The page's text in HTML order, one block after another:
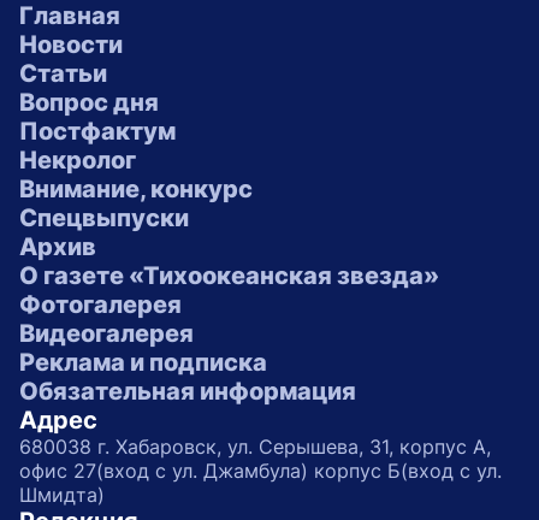
Главная
Новости
Статьи
Вопрос дня
Постфактум
Некролог
Внимание, конкурс
Спецвыпуски
Архив
О газете «Тихоокеанская звезда»
Фотогалерея
Видеогалерея
Реклама и подписка
Обязательная информация
Адрес
680038 г. Хабаровск, ул. Серышева, 31, корпус А,
офис 27(вход с ул. Джамбула) корпус Б(вход с ул.
Шмидта)